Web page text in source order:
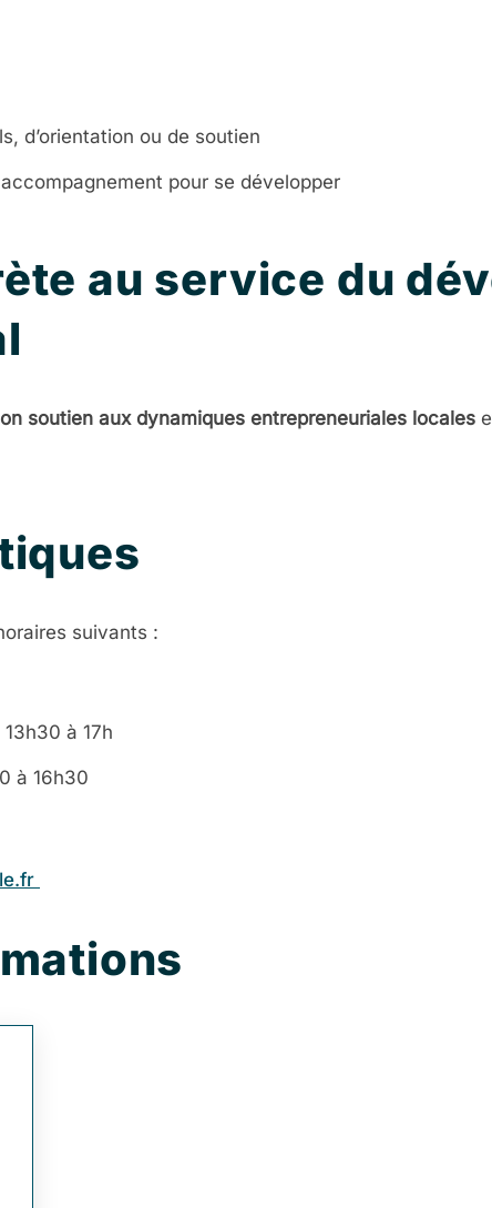
d’orientation ou de soutien
pour se développer
au service du
soutien aux dynamiques entrepreneuriales locales
suivants :
à 17h
à 16h30